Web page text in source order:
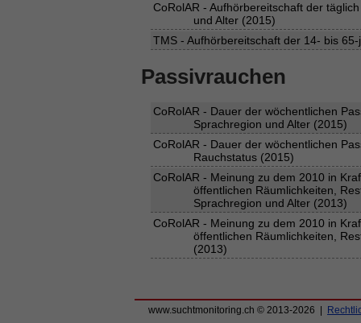
CoRolAR - Aufhörbereitschaft der
und Alter (2015)
TMS - Aufhörbereitschaft der 14- bis
Passivrauchen
CoRolAR - Dauer der wöchentlichen
Sprachregion und Alter (2015)
CoRolAR - Dauer der wöchentlichen
Rauchstatus (2015)
CoRolAR - Meinung zu dem 2010 in
öffentlichen Räumlichkeiten,
Sprachregion und Alter (2013)
CoRolAR - Meinung zu dem 2010 in
öffentlichen Räumlichkeiten,
(2013)
www.suchtmonitoring.ch © 2013-2026 |